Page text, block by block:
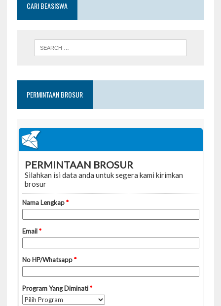
CARI BEASISWA
PERMINTAAN BROSUR